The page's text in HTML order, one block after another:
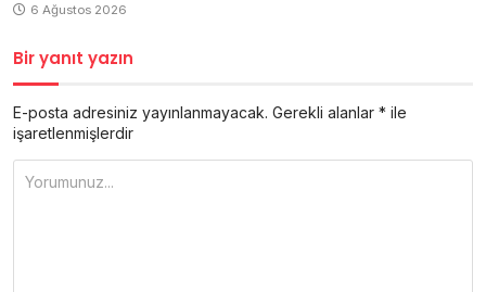
6 Ağustos 2026
Bir yanıt yazın
E-posta adresiniz yayınlanmayacak. Gerekli alanlar * ile
işaretlenmişlerdir